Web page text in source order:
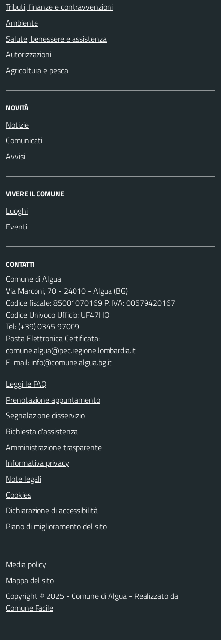
Tributi, finanze e contravvenzioni
Ambiente
Salute, benessere e assistenza
Autorizzazioni
Agricoltura e pesca
NOVITÀ
Notizie
Comunicati
Avvisi
VIVERE IL COMUNE
Luoghi
Eventi
CONTATTI
Comune di Algua
Via Marconi, 70 - 24010 - Algua (BG)
Codice fiscale: 85001070169 P. IVA: 00579420167
Codice Univoco Ufficio: UF47HO
Tel:(+39) 0345 97009
Posta Elettronica Certificata:
comune.algua@pec.regione.lombardia.it
E-mail: info@comune.algua.bg.it
Leggi le FAQ
Prenotazione appuntamento
Segnalazione disservizio
Richiesta d'assistenza
Amministrazione trasparente
Informativa privacy
Note legali
Cookies
Dichiarazione di accessibilità
Piano di miglioramento del sito
Media policy
Mappa del sito
Copyright © 2025 - Comune di Algua - Realizzato da
Comune Facile